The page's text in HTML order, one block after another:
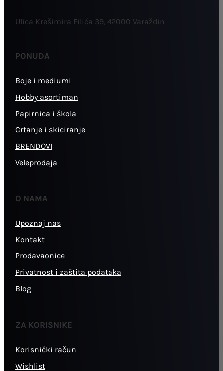
Ulica Krešimira Filića 39, 42000 Varaždin
PONUDA
Boje i mediumi
Hobby asortiman
Papirnica i škola
Crtanje i skiciranje
BRENDOVI
Veleprodaja
O NAMA
Upoznaj nas
Kontakt
Prodavaonice
Privatnost i zaštita podataka
Blog
ZA KORISNIKE
Korisnički račun
Wishlist